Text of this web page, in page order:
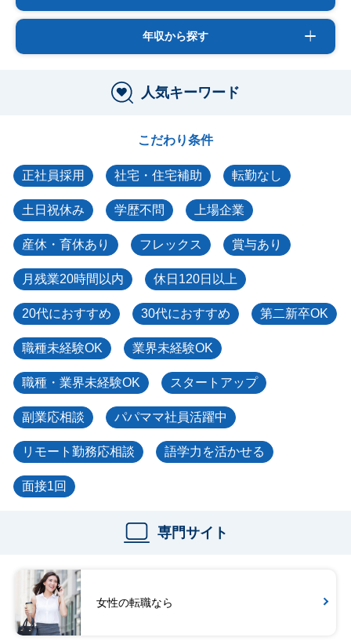
年収から探す
人気キーワード
こだわり条件
正社員採用 社宅・住宅補助 転勤なし
土日祝休み 学歴不問 上場企業
産休・育休あり フレックス 賞与あり
月残業20時間以内 休日120日以上
20代におすすめ 30代におすすめ 第二新卒OK
職種未経験OK 業界未経験OK
職種・業界未経験OK スタートアップ
副業応相談 パパママ社員活躍中
リモート勤務応相談 語学力を活かせる
面接1回
専門サイト
女性の転職なら